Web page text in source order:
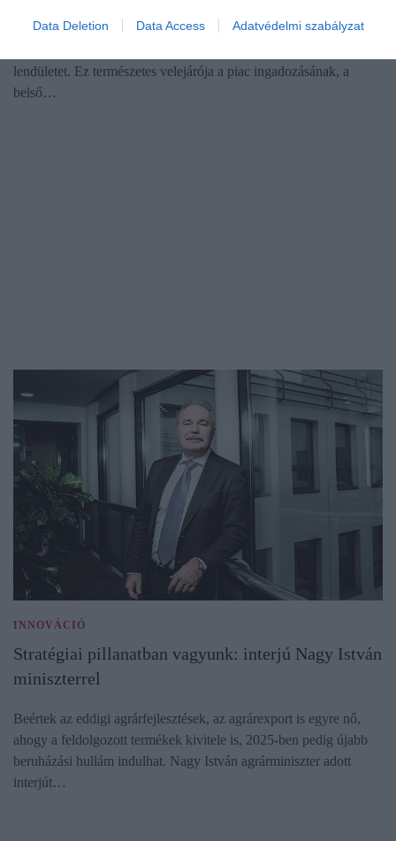
Data Deletion Data Access Adatvédelmi szabályzat
Minden vállalkozás életében vannak olyan időszakok, amikor a
lendületet. Ez természetes velejárója a piac ingadozásának, a
belső…
INNOVÁCIÓ
Stratégiai pillanatban vagyunk: interjú Nagy István
miniszterrel
Beértek az eddigi agrárfejlesztések, az agrárexport is egyre nő,
ahogy a feldolgozott termékek kivitele is, 2025-ben pedig újabb
beruházási hullám indulhat. Nagy István agrárminiszter adott
interjút…